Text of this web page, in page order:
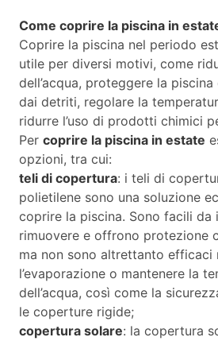
Come coprire la piscina in
Coprire la piscina nel periodo
utile per diversi motivi, come
dell’acqua, proteggere la
dai detriti, regolare la
ridurre l’uso di prodotti chimici
Per coprire la piscina in estate
opzioni, tra cui:
teli di copertura: i teli di
polietilene sono una soluzione
coprire la piscina. Sono facili da
rimuovere e offrono protezione
ma non sono altrettanto efficaci
l’evaporazione o mantenere la
dell’acqua, così come la
le coperture rigide;
copertura solare: la copertura